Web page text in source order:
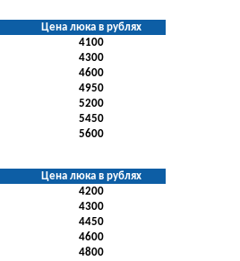
Цена люка в рублях
4100
4300
4600
4950
5200
5450
5600
Цена люка в рублях
4200
4300
4450
4600
4800